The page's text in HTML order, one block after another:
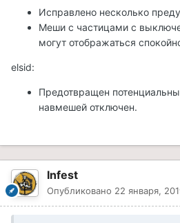
Исправлено несколько
Меши с частицами с
могут отображаться
elsid:
Предотвращен
навмешей отключен.
Infest
Опубликовано 22 января,